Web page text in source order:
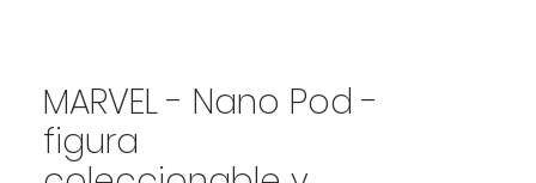
MARVEL - Nano Pod -
figura